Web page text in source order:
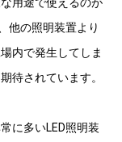
他の照明装置より
内で発生してしま
待されています。
に多いLED照明装